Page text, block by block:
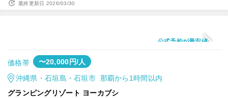
最終更新日 2026/03/30
公式予約が最安値
価格帯 〜20,000円/人
沖縄県・石垣島・石垣市 那覇から1時間以内
グランピングリゾート ヨーカブシ